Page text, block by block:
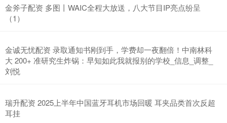
金斧子配资 多图丨WAIC全程大放送，八大节目IP亮点纷呈
（1）
金诚无忧配资 录取通知书刚到手，学费却一夜翻倍！中南林科
大 200+ 准研究生炸锅：早知如此我就报别的学校_信息_调整_
刘悦
瑞升配资 2025上半年中国蓝牙耳机市场回暖 耳夹品类首次反超
耳挂